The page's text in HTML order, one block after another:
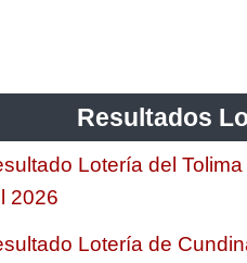
Resultados
Lotería del
2026
Lotería de